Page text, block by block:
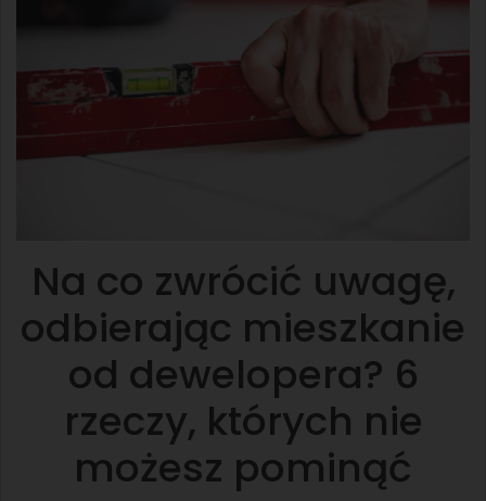
Na co zwrócić uwagę,
odbierając mieszkanie
od dewelopera? 6
rzeczy, których nie
możesz pominąć